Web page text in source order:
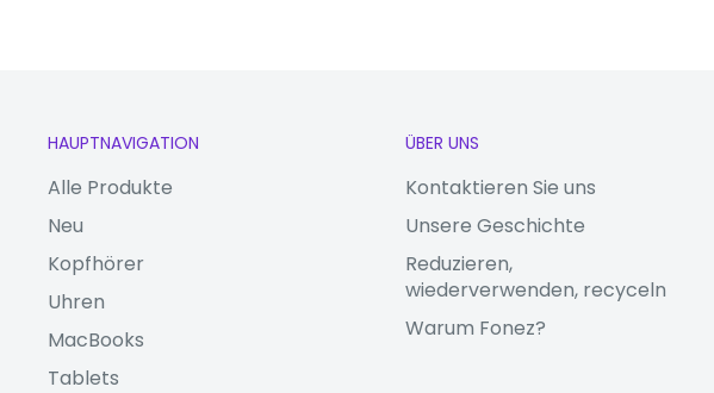
HAUPTNAVIGATION
Alle Produkte
Neu
Kopfhörer
Uhren
MacBooks
Tablets
ÜBER UNS
Kontaktieren Sie uns
Unsere Geschichte
Reduzieren,
wiederverwenden, recyceln
Warum Fonez?